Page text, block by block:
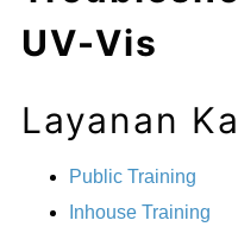
UV-Vis
Layanan
Public Training
Inhouse Training